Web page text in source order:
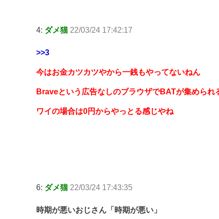
4: ダメ猫 22/03/24 17:42:17
>>3
今はお金カツカツやから一銭もやってないねん
Braveという広告なしのブラウザでBATが集められ
ワイの場合は0円からやっとる感じやね
6: ダメ猫 22/03/24 17:43:35
時期が悪いおじさん「時期が悪い」